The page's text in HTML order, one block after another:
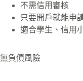
不需信用審核
只要開戶就能申
適合學生、信用
無負債風險